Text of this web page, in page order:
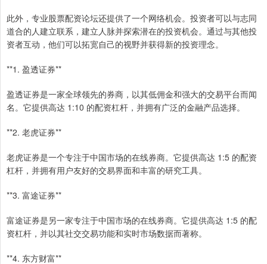
此外，专业股票配资论坛还提供了一个网络机会。投资者可以与志同
道合的人建立联系，建立人脉并探索潜在的投资机会。通过与其他投
资者互动，他们可以拓宽自己的视野并获得新的投资理念。
**1. 盈透证券**
盈透证券是一家全球领先的券商，以其低佣金和强大的交易平台而闻
名。它提供高达 1:10 的配资杠杆，并拥有广泛的金融产品选择。
**2. 老虎证券**
老虎证券是一个专注于中国市场的在线券商。它提供高达 1:5 的配资
杠杆，并拥有用户友好的交易界面和丰富的研究工具。
**3. 富途证券**
富途证券是另一家专注于中国市场的在线券商。它提供高达 1:5 的配
资杠杆，并以其社交交易功能和实时市场数据而著称。
**4. 东方财富**